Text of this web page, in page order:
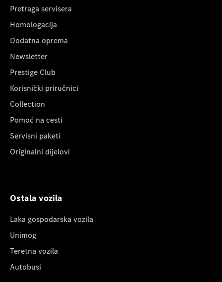
Pretraga servisera
Homologacija
Dodatna oprema
Newsletter
Prestige Club
Korisnički priručnici
Collection
Pomoć na cesti
Servisni paketi
Originalni dijelovi
Ostala vozila
Laka gospodarska vozila
Unimog
Teretna vozila
Autobusi